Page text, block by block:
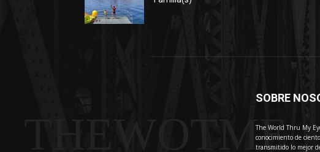
THEWOTME
SOBRE
The World Thru My
conocimiento de
transmitido lo mejor